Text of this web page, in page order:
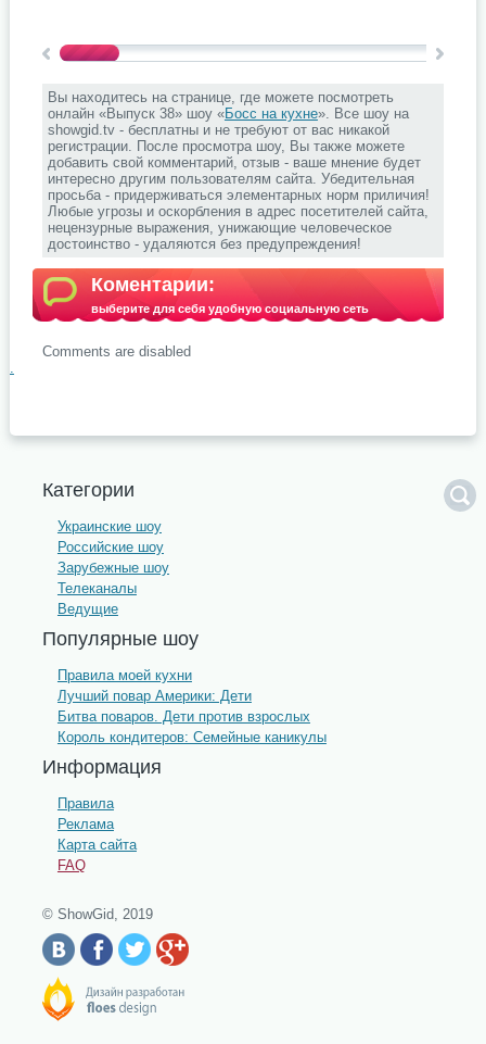
Вы находитесь на странице, где можете посмотреть
онлайн «Выпуск 38» шоу «Босс на кухне». Все шоу на
showgid.tv - бесплатны и не требуют от вас никакой
регистрации. После просмотра шоу, Вы также можете
добавить свой комментарий, отзыв - ваше мнение будет
интересно другим пользователям сайта. Убедительная
просьба - придерживаться элементарных норм приличия!
Любые угрозы и оскорбления в адрес посетителей сайта,
нецензурные выражения, унижающие человеческое
достоинство - удаляются без предупреждения!
Коментарии:
выберите для себя удобную социальную сеть
Comments are disabled
.
Категории
Украинские шоу
Российские шоу
Зарубежные шоу
Телеканалы
Ведущие
Популярные шоу
Правила моей кухни
Лучший повар Америки: Дети
Битва поваров. Дети против взрослых
Король кондитеров: Семейные каникулы
Информация
Правила
Реклама
Карта сайта
FAQ
© ShowGid, 2019